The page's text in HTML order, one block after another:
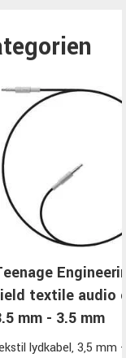
textile audio
mm - 3.5 mm
lydkabel, 3,5 mm